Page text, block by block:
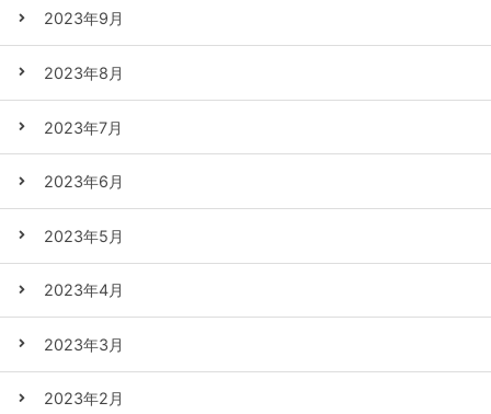
2023年9月
2023年8月
2023年7月
2023年6月
2023年5月
2023年4月
2023年3月
2023年2月